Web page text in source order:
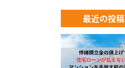
最近の投稿